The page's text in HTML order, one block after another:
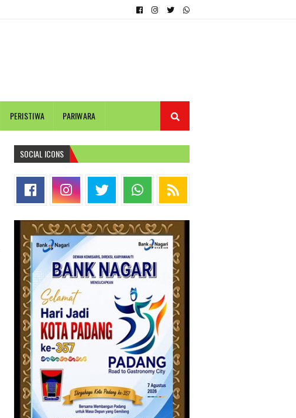
PERISTIWA PARIWARA
SOCIAL ICONS